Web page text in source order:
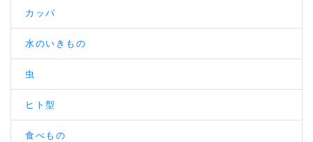
カッパ
水のいきもの
虫
ヒト型
食べもの